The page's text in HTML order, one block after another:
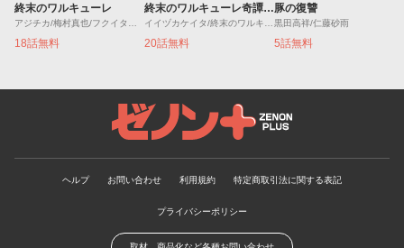
終末のワルキューレ
18話無料
終末のワルキューレ奇譚 ジャック・ザ・リッパーの事件簿
20話無料
豚の復讐
黒田高祥/仁藤砂雨
5話無料
ゼノンプラス
ヘルプ お問い合わせ 利用規約 特定商取引法に関する表記
プライバシーポリシー